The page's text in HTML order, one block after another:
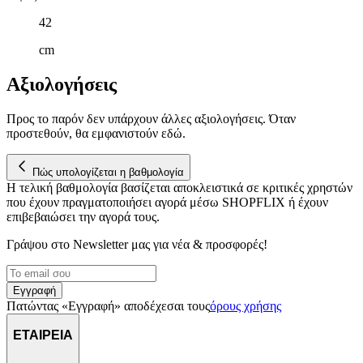
42
cm
Αξιολογήσεις
Προς το παρόν δεν υπάρχουν άλλες αξιολογήσεις. Όταν
προστεθούν, θα εμφανιστούν εδώ.
Πώς υπολογίζεται η βαθμολογία
Η τελική βαθμολογία βασίζεται αποκλειστικά σε κριτικές χρηστών
που έχουν πραγματοποιήσει αγορά μέσω SHOPFLIX ή έχουν
επιβεβαιώσει την αγορά τους.
Γράψου στο Νewsletter μας για νέα & προσφορές!
Εγγραφή
Πατώντας «Εγγραφή» αποδέχεσαι τουςόρους χρήσης
ΕΤΑΙΡΕΙΑ